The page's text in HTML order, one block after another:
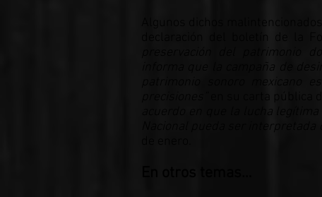
Algunos dichos
declaración del boletín de la
preservación del patrimonio
informa que la campaña de
patrimonio sonoro mexicano
en su carta pública
acuerdo en que la lucha
Nacional pueda ser interpretada